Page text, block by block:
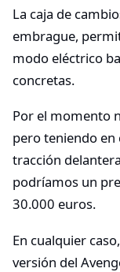
La caja de
embrague,
modo eléctrico
concretas.
Por el momento
pero teniendo en
tracción
podríamos un
30.000 euros.
En cualquier
versión del